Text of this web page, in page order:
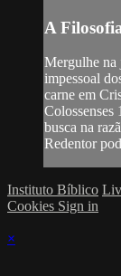
A
Mergulhe na
impessoal
carne em
Colossenses
busca na
Redentor
Instituto Bíblico
Cookies Sign in
×